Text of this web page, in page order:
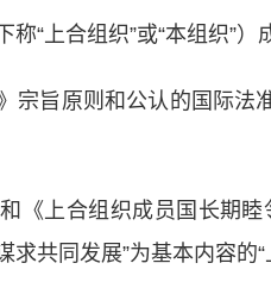
上合组织”或“本组织”）
旨原则和公认的国际法
上合组织成员国长期睦
共同发展”为基本内容的“